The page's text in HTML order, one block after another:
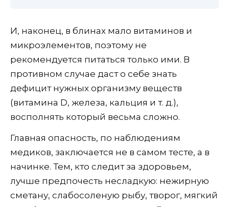
И, наконец, в блинах мало витаминов и
микроэлементов, поэтому не
рекомендуется питаться только ими. В
противном случае даст о себе знать
дефицит нужных организму веществ
(витамина D, железа, кальция и т. д.),
восполнять который весьма сложно.
Главная опасность, по наблюдениям
медиков, заключается не в самом тесте, а в
начинке. Тем, кто следит за здоровьем,
лучше предпочесть несладкую: нежирную
сметану, слабосоленую рыбу, творог, мягкий